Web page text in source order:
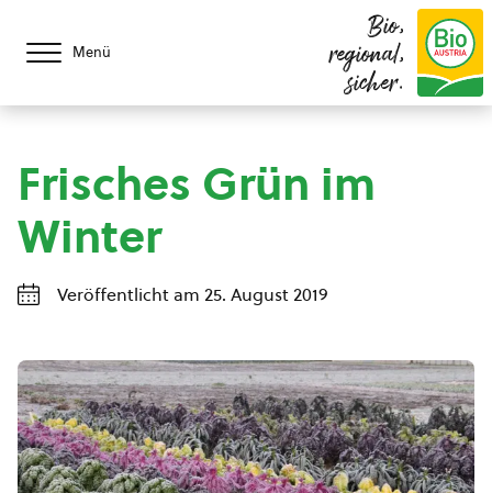
Menü
Bio,
regional,
sicher.
Frisches Grün im
Winter
Veröffentlicht am 25. August 2019